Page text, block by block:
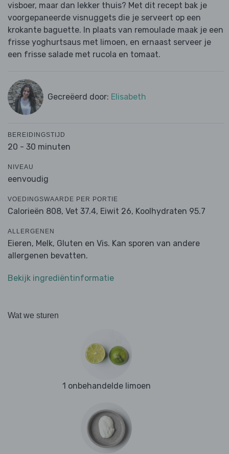
visboer, maar dan lekker thuis? Met dit recept bak je
voorgepaneerde visnuggets die je serveert op een
krokante baguette. In plaats van remoulade maak je een
frisse yoghurtsaus met limoen, en ernaast serveer je
een frisse salade met rucola en tomaat.
Gecreëerd door: Elisabeth
BEREIDINGSTIJD
20 - 30 minuten
NIVEAU
eenvoudig
VOEDINGSWAARDE PER PORTIE
Calorieën 808, Vet 37.4, Eiwit 26, Koolhydraten 95.7
ALLERGENEN
Eieren, Melk, Gluten en Vis. Kan sporen van andere
allergenen bevatten.
Bekijk ingrediëntinformatie
Wat we sturen
1 onbehandelde limoen